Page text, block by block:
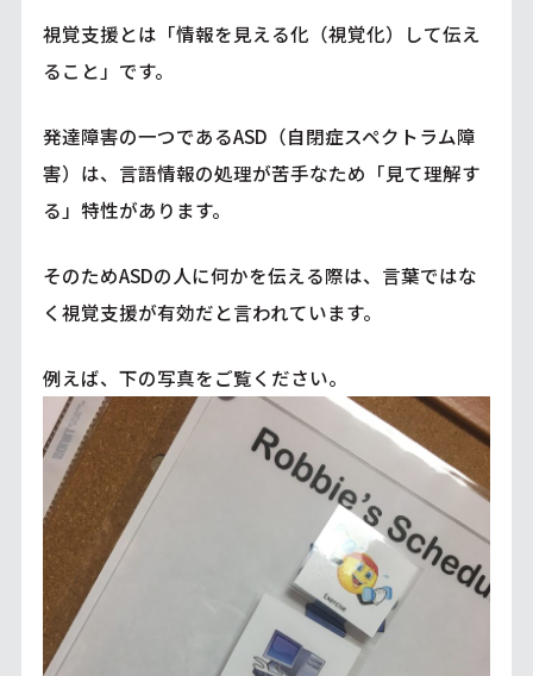
視覚支援とは「情報を見える化（視覚化）して伝え
ること」です。
発達障害の一つであるASD（自閉症スペクトラム障
害）は、言語情報の処理が苦手なため「見て理解す
る」特性があります。
そのためASDの人に何かを伝える際は、言葉ではな
く視覚支援が有効だと言われています。
例えば、下の写真をご覧ください。